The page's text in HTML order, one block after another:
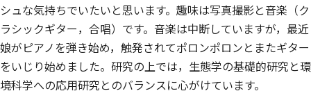
シュな気持ちでいたいと思います。趣味は写真撮影と音楽（ク
ラシックギター，合唱）です。音楽は中断していますが，最近
娘がピアノを弾き始め，触発されてポロンポロンとまたギター
をいじり始めました。研究の上では，生態学の基礎的研究と環
境科学への応用研究とのバランスに心がけています。